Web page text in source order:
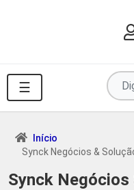
☰
por
...
Início
Synck Negócios &
Synck Negócios